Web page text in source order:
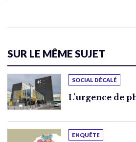
SUR LE MÊME SUJET
SOCIAL DÉCALÉ
L’urgence de
ENQUÊTE